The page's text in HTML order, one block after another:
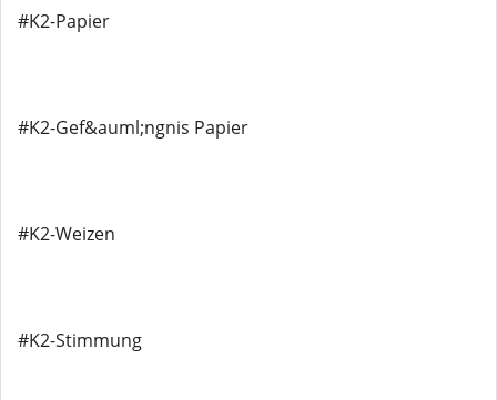
#K2-Papier
#K2-Gef&auml;ngnis Papier
#K2-Weizen
#K2-Stimmung